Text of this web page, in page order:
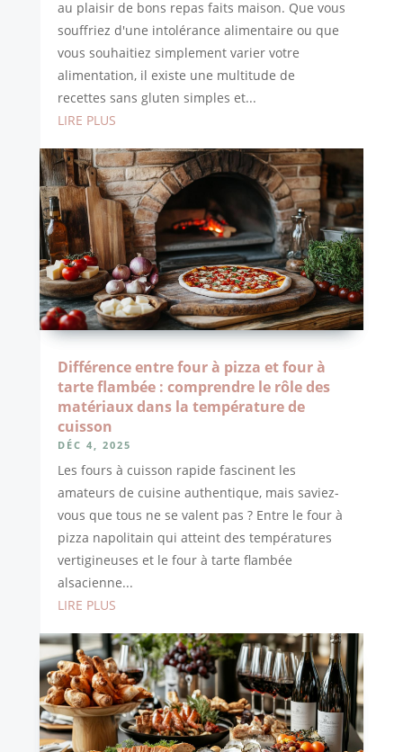
au plaisir de bons repas faits maison. Que vous
souffriez d'une intolérance alimentaire ou que
vous souhaitiez simplement varier votre
alimentation, il existe une multitude de
recettes sans gluten simples et...
LIRE PLUS
Différence entre four à pizza et four à
tarte flambée : comprendre le rôle des
matériaux dans la température de
cuisson
DÉC 4, 2025
Les fours à cuisson rapide fascinent les
amateurs de cuisine authentique, mais saviez-
vous que tous ne se valent pas ? Entre le four à
pizza napolitain qui atteint des températures
vertigineuses et le four à tarte flambée
alsacienne...
LIRE PLUS